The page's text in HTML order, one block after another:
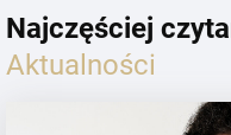
Najczęściej
Aktualności